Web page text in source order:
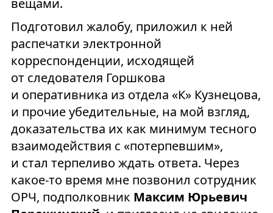
вещами.
Подготовил жалобу, приложил к ней
распечатки электронной
корреспонденции, исходящей
от следователя Горшкова
и оперативника из отдела «К» Кузнецова,
и прочие убедительные, на мой взгляд,
доказательства их как минимум тесного
взаимодействия с «потерпевшим»,
и стал терпеливо ждать ответа. Через
какое-то время мне позвонил сотрудник
ОРЧ, подполковник Максим Юрьевич